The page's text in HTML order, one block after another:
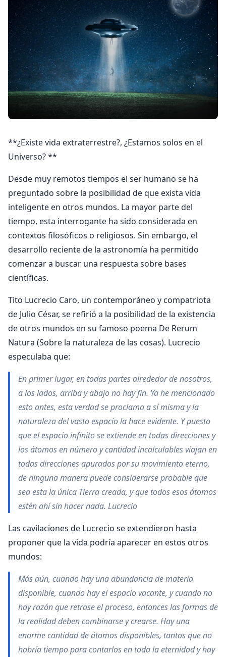
**¿Existe vida extraterrestre?, ¿Estamos solos en el
Universo? **
Desde muy remotos tiempos el ser humano se ha
preguntado sobre la posibilidad de que exista vida
inteligente en otros mundos. La mayor parte del
tiempo, esta interrogante ha sido considerada en
contextos filosóficos o religiosos. Sin embargo, el
desarrollo reciente de la astronomía ha permitido
comenzar a buscar una respuesta sobre bases
científicas.
Tito Lucrecio Caro, un contemporáneo y compatriota
de Julio César, se refirió a la posibilidad de la existencia
de otros mundos en su famoso poema De Rerum
Natura (Sobre la naturaleza de las cosas). Lucrecio
especulaba que:
En primer lugar, en todas partes alrededor de nosotros,
a los lados, arriba y abajo no hay fin. Ya he mencionado
esto antes, esta verdad se proclama a sí misma y la
naturaleza del vasto espacio la hace evidente. Y puesto
que el espacio infinito se extiende en todas direcciones y
los átomos en número y cantidad incalculables viajan en
todas direcciones apurados por su movimiento eterno,
de ninguna manera puede considerarse probable que
sea esta la única Tierra creada, y que todos esos átomos
estén ahí sin hacer nada. Lucrecio
Las cavilaciones de Lucrecio se extendieron hasta
proponer que la vida podría aparecer en estos otros
mundos:
Más aún, cuando hay una abundancia de materia
disponible, cuando hay el espacio vacante, y cuando no
hay razón que retrase el proceso, entonces las formas de
la realidad deben combinarse y crearse. Hay una
enorme cantidad de átomos disponibles, tantos que no
habría tiempo para contarlos en toda la eternidad y hay